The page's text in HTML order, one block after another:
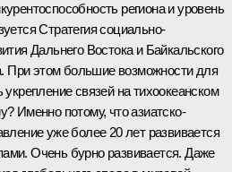
региона и уровень
Стратегия социально-
Дальнего Востока и Байкальского
При этом большие возможности для
связей на тихоокеанском
Именно потому, что азиатско-
уже более 20 лет развивается
Очень бурно развивается. Даже